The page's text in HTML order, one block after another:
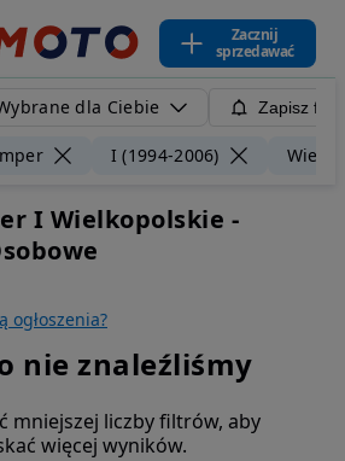
Zacznij
sprzedawać
dla Ciebie Zapisz
I (1994-2006)
I Wielkopolskie -
ogłoszenia?
nie znaleźliśmy
mniejszej liczby filtrów, aby
więcej wyników.